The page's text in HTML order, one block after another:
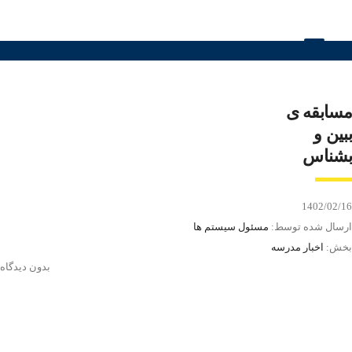
مسابقه ی
ببین و
بشناس
1402/02/16
ارسال شده توسط: مسئول سیستم ها
بخش: اخبار مدرسه
بدون دیدگاه